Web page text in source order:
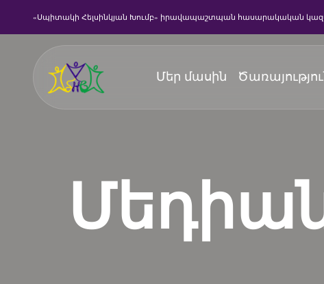
«Սպիտակի Հելսինկյան Խումբ» իրավապաշտպան հասարակական
Մեր մասին